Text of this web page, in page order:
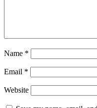
Name *
Email *
Website